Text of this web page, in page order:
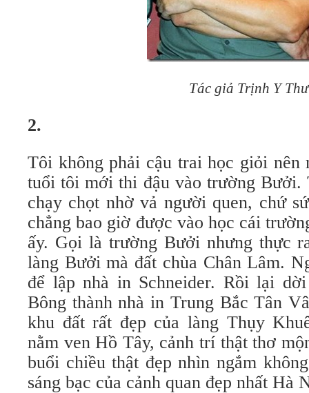
Tác giả Trịnh Y Thư
2.
Tôi không phải cậu trai học giỏi nên
tuổi tôi mới thi đậu vào trường Bưởi.
chạy chọt nhờ vả người quen, chứ
chẳng bao giờ được vào học cái
ấy. Gọi là trường Bưởi nhưng thực
làng Bưởi mà đất chùa Chân Lâm.
để lập nhà in Schneider. Rồi lại
Bông thành nhà in Trung Bắc Tân
khu đất rất đẹp của làng Thụy
nằm ven Hồ Tây, cảnh trí thật thơ
buổi chiều thật đẹp nhìn ngắm
sáng bạc của cảnh quan đẹp nhất Hà